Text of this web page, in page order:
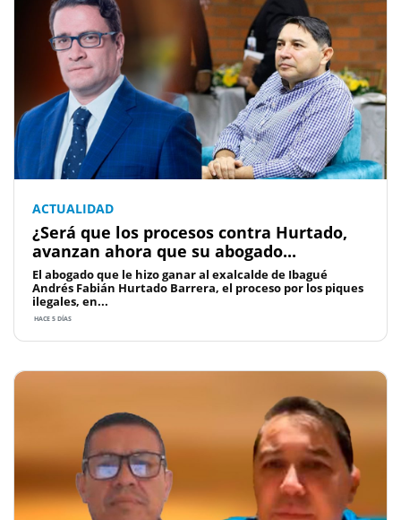
ACTUALIDAD
¿Será que los procesos contra Hurtado,
avanzan ahora que su abogado...
El abogado que le hizo ganar al exalcalde de Ibagué
Andrés Fabián Hurtado Barrera, el proceso por los piques
ilegales, en...
HACE 5 DÍAS